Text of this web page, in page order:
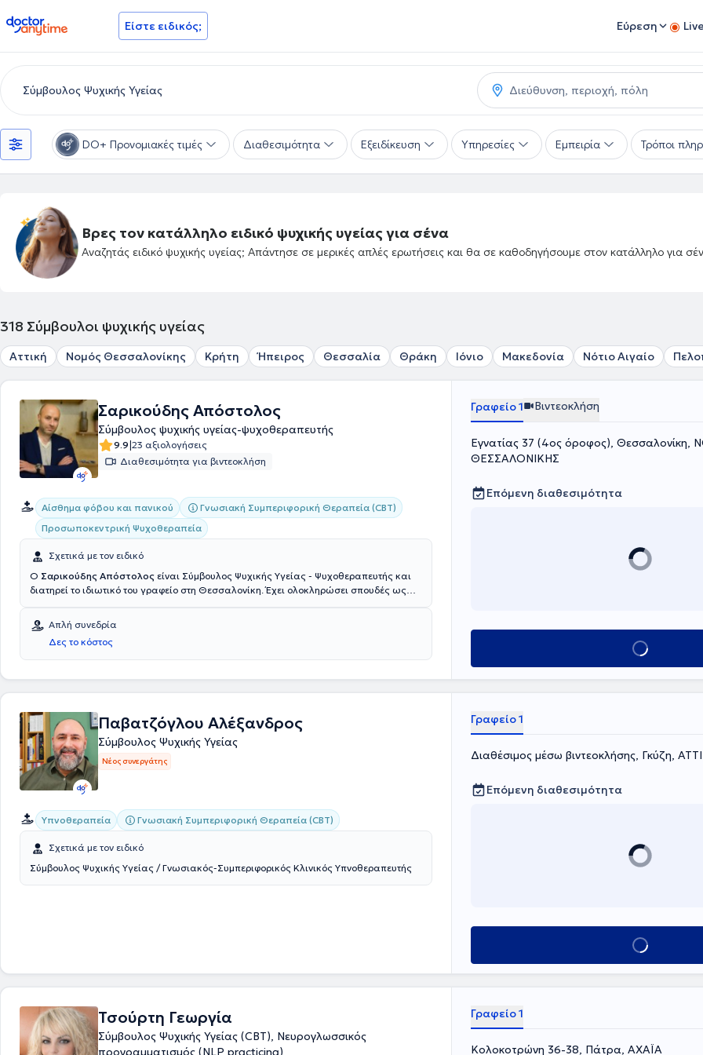
doctoranytime Είστε ειδικός; Εύρεση
DO+ Προνομιακές τιμές Διαθεσιμότητα Εξειδίκευση Υπηρεσίες Εμπειρία Τρόποι
Βρες τον κατάλληλο ειδικό ψυχικής υγείας για σένα
Αναζητάς ειδικό ψυχικής υγείας; Απάντησε σε μερικές απλές ερωτήσεις και θα σε καθοδηγήσουμε στον κατάλληλο για
318 Σύμβουλοι ψυχικής υγείας
Αττική Νομός Θεσσαλονίκης Κρήτη Ήπειρος Θεσσαλία Θράκη Ιόνιο Μακεδονία Νότιο Αιγαίο
Σαρικούδης Απόστολος
Σύμβουλος ψυχικής υγείας-ψυχοθεραπευτής
9.9|23 αξιολογήσεις
Διαθεσιμότητα για βιντεοκλήση
Αίσθημα φόβου και πανικού
Γνωσιακή Συμπεριφορική Θεραπεία (CBT)
Προσωποκεντρική Ψυχοθεραπεία
Σχετικά με τον ειδικό
Ο Σαρικούδης Απόστολος είναι Σύμβουλος Ψυχικής Υγείας - Ψυχοθεραπευτής και
διατηρεί το ιδιωτικό του γραφείο στη Θεσσαλονίκη. Έχει ολοκληρώσει σπουδές ως
εκπαίδευσης του Κέντρου Εφαρμοσμένης Ψυχοθεραπείας και Συμβουλευτικής και την
τριετή εκπαίδευσή του στο ίδιο κέντρο ως Ψυχοθεραπευτής της Γνωσιακής
Συμπεριφορικής Θεραπείας (CBT), ενώ παράλληλα πραγματοποιεί την επιπλέον
εκπαίδευση του σε νέες θεραπευτικές προσεγγίσεις. Έχει δραστηριοποιηθεί
"Αλλαγή Ζωής" και παρατηρητής σε επίπεδο έρευνας σε ομάδα προσωπικής
ανάπτυξης και αυτογνωσίας στο Κέντρο Εφαρμοσμένης Ψυχοθεραπείας και
Συμβουλευτικής. Είναι εγγεγραμμένο τακτικό μέλος της Ελληνικής Εταιρείας
Συμβουλευτικής (ΕΕΣ) και αναγνωρισμένο εγγεγραμμένο μέλος της Ευρωπαϊκής
Εταιρείας Συμβουλευτικής - European Association for Counsenlling (EAC). Στο ιδιωτικό
του γραφείο αντιμετωπίζει πλήθος περιστατικών, ενώ αξίζει να αναφερθεί ότι
Απλή συνεδρία
Δες το κόστος
Γραφείο 1 Βιντεοκλήση
Εγνατίας 37 (4ος όροφος),
ΘΕΣΣΑΛΟΝΙΚΗΣ
Επόμενη διαθεσιμότητα
Κλείσε ραντεβού
Παβατζόγλου Αλέξανδρος
Σύμβουλος Ψυχικής Υγείας
Νέος συνεργάτης
Υπνοθεραπεία Γνωσιακή Συμπεριφορική Θεραπεία (CBT)
Σχετικά με τον ειδικό
Σύμβουλος Ψυχικής Υγείας / Γνωσιακός-Συμπεριφορικός Κλινικός Υπνοθεραπευτής
Γραφείο 1
Διαθέσιμος μέσω βιντεοκλήσης, Γκύζη,
Επόμενη διαθεσιμότητα
Κλείσε ραντεβού
Τσούρτη Γεωργία
Σύμβουλος Ψυχικής Υγείας (CBT), Νευρογλωσσικός
προγραμματισμός (NLP practicing)
Γραφείο 1
Κολοκοτρώνη 36-38, Πάτρα, ΑΧΑΪΑ